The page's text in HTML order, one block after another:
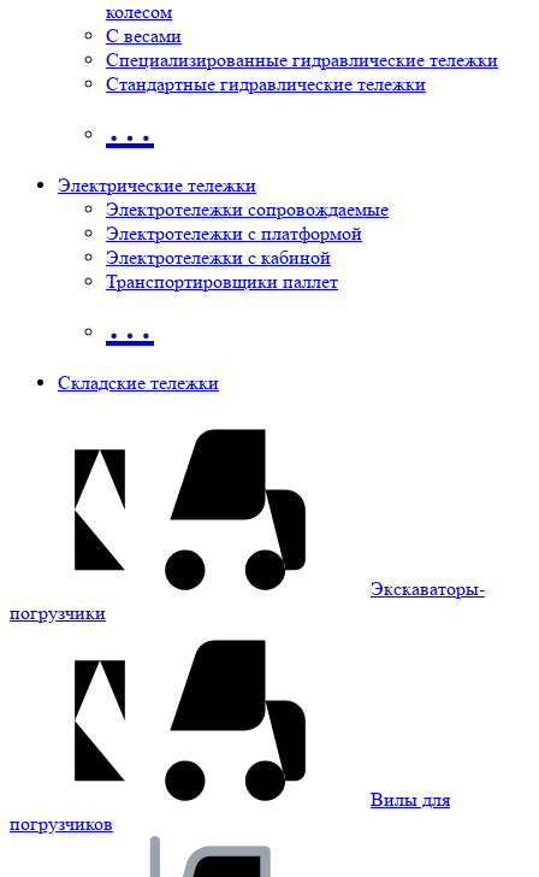
колесом
С весами
Специализированные гидравлические тележки
Стандартные гидравлические тележки
…
Электрические тележки
Электротележки сопровождаемые
Электротележки с платформой
Электротележки с кабиной
Транспортировщики паллет
…
Складские тележки
Экскаваторы-
погрузчики
Вилы для
погрузчиков